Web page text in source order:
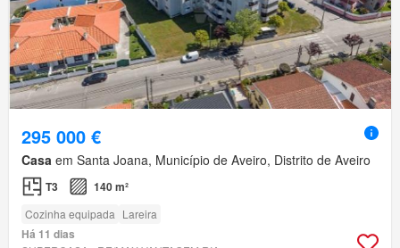
295 000 €
Casa em Santa Joana, Município de Aveiro, Distrito de Aveiro
T3 140 m²
Cozinha equipada Lareira
Há 11 dias